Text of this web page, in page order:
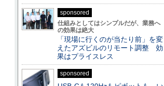
sponsored
仕組みとしてはシンプルだが、業務へ
の効果は絶大
「現場に行くのが当たり前」を変
えたアズビルのリモート調整 効
果はプライスレス
sponsored